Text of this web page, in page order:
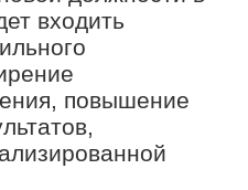
«Россия –
новые
с
страны.